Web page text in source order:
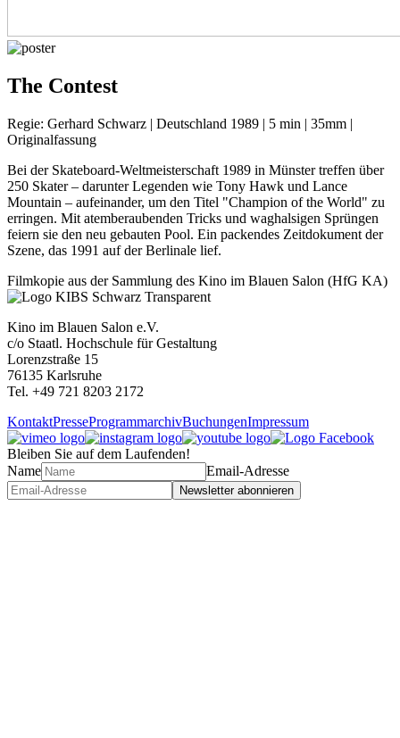
The Contest
Regie: Gerhard Schwarz | Deutschland 1989 | 5 min | 35mm |
Originalfassung
Bei der Skateboard-Weltmeisterschaft 1989 in Münster treffen über
250 Skater – darunter Legenden wie Tony Hawk und Lance
Mountain – aufeinander, um den Titel "Champion of the World" zu
erringen. Mit atemberaubenden Tricks und waghalsigen Sprüngen
feiern sie den neu gebauten Pool. Ein packendes Zeitdokument der
Szene, das 1991 auf der Berlinale lief.
Filmkopie aus der Sammlung des Kino im Blauen Salon (HfG KA)
Kino im Blauen Salon e.V.
c/o Staatl. Hochschule für Gestaltung
Lorenzstraße 15
76135 Karlsruhe
Tel. +49 721 8203 2172
KontaktPresseProgrammarchivBuchungenImpressum
Bleiben Sie auf dem Laufenden!
Name
Email-Adresse
Newsletter abonnieren